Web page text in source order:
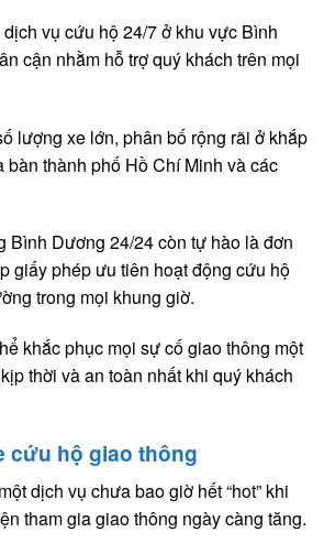
vụ cứu hộ 24/7 ở khu vực Bình
cận nhằm hỗ trợ quý khách trên mọi
lượng xe lớn, phân bố rộng rãi ở khắp
bàn thành phố Hồ Chí Minh và các
Bình Dương 24/24 còn tự hào là đơn
giấy phép ưu tiên hoạt động cứu hộ
trong mọi khung giờ.
khắc phục mọi sự cố giao thông một
thời và an toàn nhất khi quý khách
cứu hộ giao thông
dịch vụ chưa bao giờ hết “hot” khi
tham gia giao thông ngày càng tăng.